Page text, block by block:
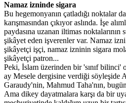
Namaz izninde sigara
Bu hegemonyanın çatladığı noktalar
karışmasından çıkıyor aslında. İşe
paydasına uzanan iltimas noktalarının
şikâyet eden işverenler var. Namaz
şikâyetçi işçi, namaz izninin sigara
şikâyetçi patron...
Peki, İslam üzerinden bir 'sınıf bilinci'
ay Mesele dergisine verdiği söyleşide
Garaudy'nin, Mahmud Taha'nın, bugün
Ama dikey dayatmalara karşı da bir